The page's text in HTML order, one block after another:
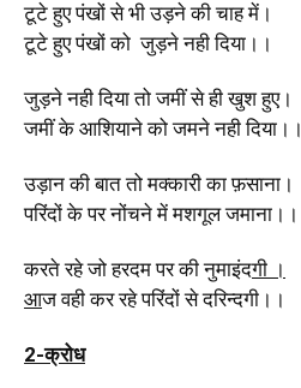
टूटे हुए पंखों से भी उड़ने की चाह में।
टूटे हुए पंखों को जुड़ने नही दिया।।
जुड़ने नही दिया तो जमीं से ही खुश हुए।
जमीं के आशियाने को जमने नही दिया।।
उड़ान की बात तो मक्कारी का फ़साना।
परिंदों के पर नोंचने में मशगूल जमाना।।
करते रहे जो हरदम पर की नुमाइंदगी ।
आज वही कर रहे परिंदों से दरिन्दगी।।
2-क्रोध